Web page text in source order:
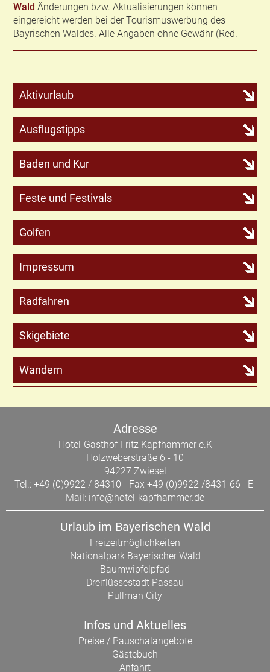
Wald Änderungen bzw. Aktualisierungen können
eingereicht werden bei der Tourismuswerbung des
Bayrischen Waldes. Alle Angaben ohne Gewähr (Red.
Aktivurlaub
Ausflugstipps
Baden und Kur
Feste und Festivals
Golfen
Impressum
Radfahren
Skigebiete
Wandern
Adresse
Hotel-Gasthof Fritz Kapfhammer e.K
Holzweberstraße 6 - 10
94227 Zwiesel
Tel.: +49 (0)9922 / 84310 - Fax +49 (0)9922 /8431-66 E-
Mail: info@hotel-kapfhammer.de
Urlaub im Bayerischen Wald
Freizeitmöglichkeiten
Nationalpark Bayerischer Wald
Baumwipfelpfad
Dreiflüssestadt Passau
Pullman City
Infos und Aktuelles
Preise/ Pauschalangebote
Gästebuch
Anfahrt